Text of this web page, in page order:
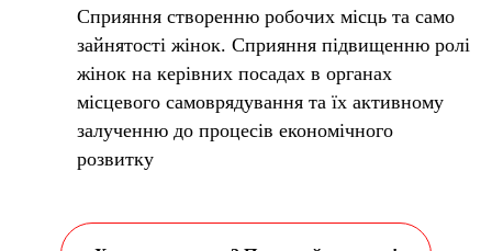
Сприяння створенню робочих місць та само
зайнятості жінок. Сприяння підвищенню ролі
жінок на керівних посадах в органах
місцевого самоврядування та їх активному
залученню до процесів економічного
розвитку